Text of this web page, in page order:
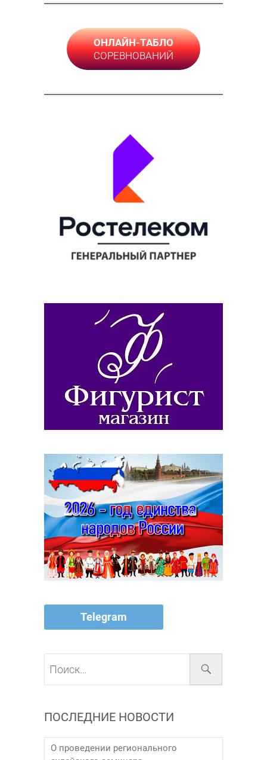
ОНЛАЙН-ТАБЛО
СОРЕВНОВАНИЙ
Telegram
ПОСЛЕДНИЕ НОВОСТИ
О проведении регионального